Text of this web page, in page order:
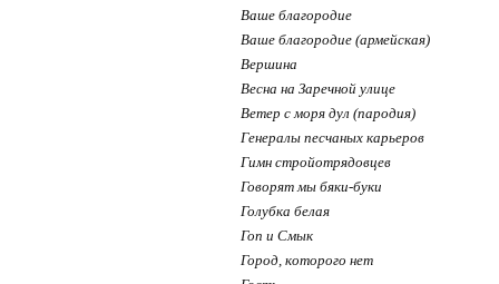
Ваше благородие
Ваше благородие (армейская)
Вершина
Весна на Заречной улице
Ветер с моря дул (пародия)
Генералы песчаных карьеров
Гимн стройотрядовцев
Говорят мы бяки-буки
Голубка белая
Гоп и Смык
Город, которого нет